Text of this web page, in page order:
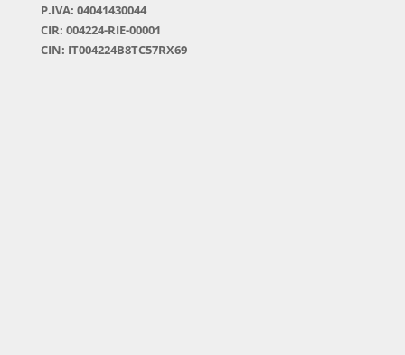
P.IVA: 04041430044
CIR: 004224-RIE-00001
CIN: IT004224B8TC57RX69